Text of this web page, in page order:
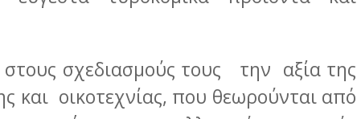
σχεδιασμούς τους την αξία της
και οικοτεχνίας, που θεωρούνται από